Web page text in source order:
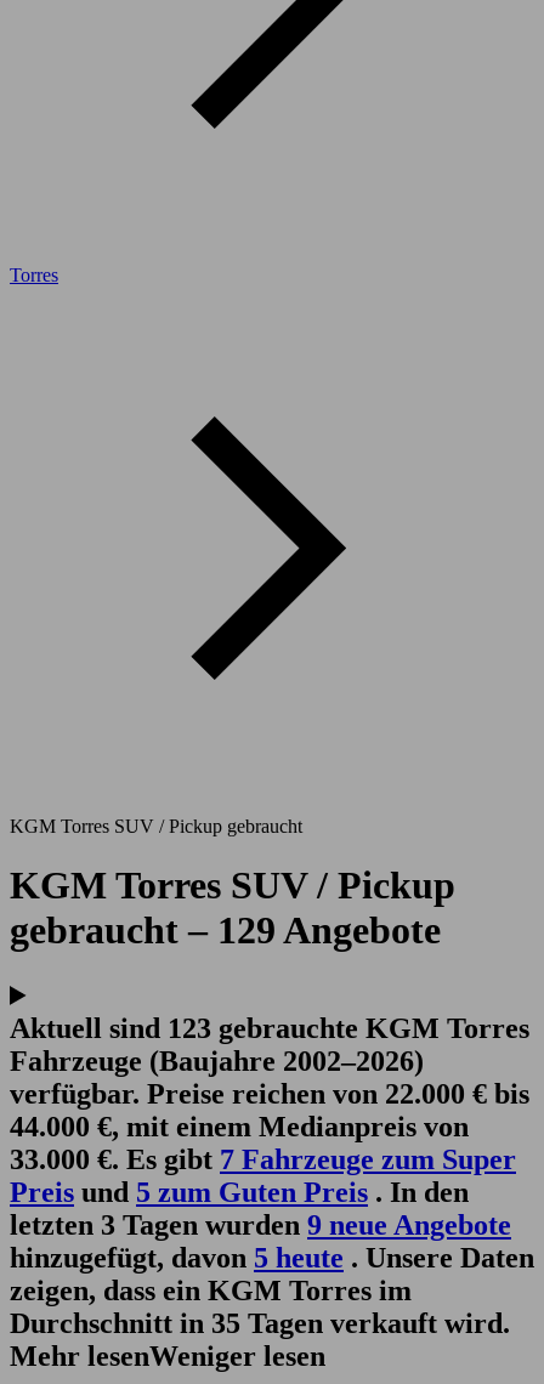
Torres
KGM Torres SUV / Pickup gebraucht
KGM Torres SUV / Pickup
gebraucht – 129 Angebote
Aktuell sind 123 gebrauchte KGM Torres
Fahrzeuge (Baujahre 2002–2026)
verfügbar. Preise reichen von 22.000 € bis
44.000 €, mit einem Medianpreis von
33.000 €. Es gibt 7 Fahrzeuge zum Super
Preis und 5 zum Guten Preis . In den
letzten 3 Tagen wurden 9 neue Angebote
hinzugefügt, davon 5 heute . Unsere Daten
zeigen, dass ein KGM Torres im
Durchschnitt in 35 Tagen verkauft wird.
Mehr lesenWeniger lesen